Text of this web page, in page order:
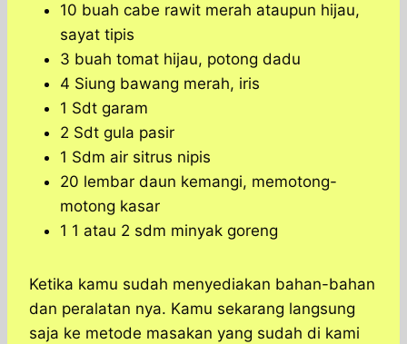
10 buah cabe rawit merah ataupun hijau,
sayat tipis
3 buah tomat hijau, potong dadu
4 Siung bawang merah, iris
1 Sdt garam
2 Sdt gula pasir
1 Sdm air sitrus nipis
20 lembar daun kemangi, memotong-
motong kasar
1 1 atau 2 sdm minyak goreng
Ketika kamu sudah menyediakan bahan-bahan
dan peralatan nya. Kamu sekarang langsung
saja ke metode masakan yang sudah di kami